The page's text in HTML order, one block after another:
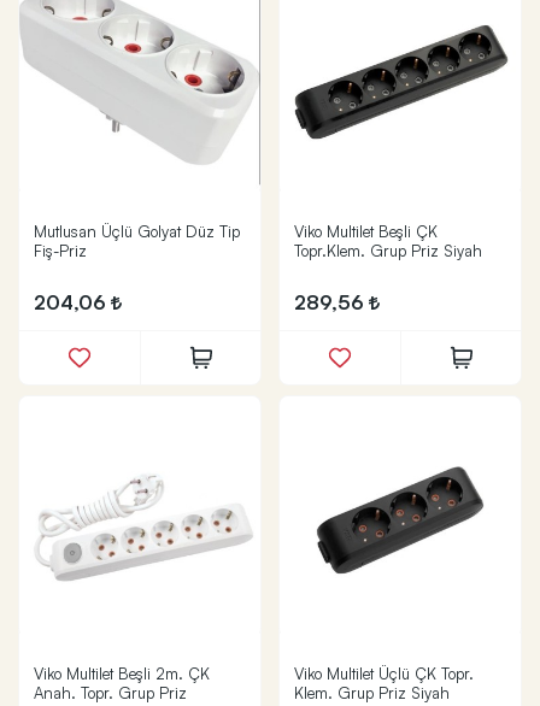
Mutlusan Üçlü Golyat Düz Tip
Fiş-Priz
204,06
Viko Multilet Beşli ÇK
Topr.Klem. Grup Priz Siyah
289,56
Viko Multilet Beşli 2m. ÇK
Anah. Topr. Grup Priz
Viko Multilet Üçlü ÇK Topr.
Klem. Grup Priz Siyah